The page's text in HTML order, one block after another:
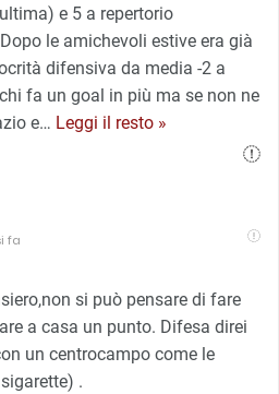
e 5 a repertorio
le amichevoli estive era già
difensiva da media -2 a
fa un goal in più ma se non ne
e… Leggi il resto »
fa
si può pensare di fare
a casa un punto. Difesa direi
un centrocampo come le
.